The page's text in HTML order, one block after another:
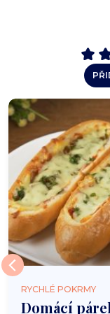
RYCHLÉ POKRMY
Domácí